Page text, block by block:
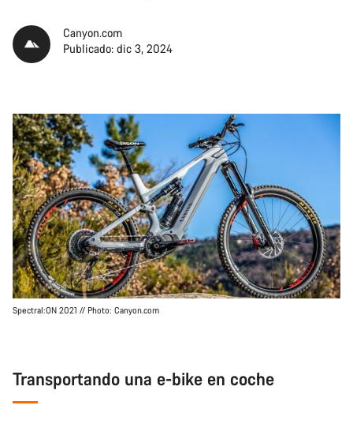
Canyon.com
Publicado: dic 3, 2024
Spectral:ON 2021 // Photo: Canyon.com
Transportando una e-bike en coche